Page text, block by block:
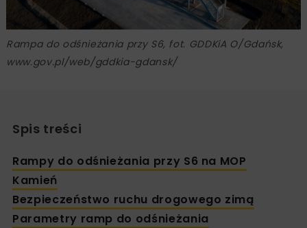
Rampa do odśnieżania przy S6, fot. GDDKiA O/Gdańsk,
www.gov.pl/web/gddkia-gdansk/
Spis treści
Rampy do odśnieżania przy S6 na MOP
Kamień
Bezpieczeństwo ruchu drogowego zimą
Parametry ramp do odśnieżania